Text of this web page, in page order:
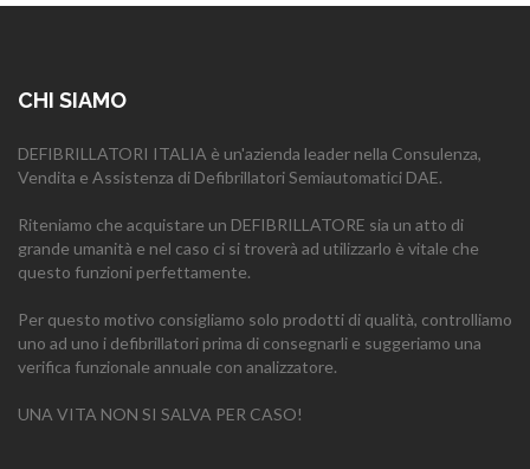
CHI SIAMO
DEFIBRILLATORI ITALIA è un'azienda leader nella Consulenza,
Vendita e Assistenza di Defibrillatori Semiautomatici DAE.
Riteniamo che acquistare un DEFIBRILLATORE sia un atto di
grande umanità e nel caso ci si troverà ad utilizzarlo è vitale che
questo funzioni perfettamente.
Per questo motivo consigliamo solo prodotti di qualità, controlliamo
uno ad uno i defibrillatori prima di consegnarli e suggeriamo una
verifica funzionale annuale con analizzatore.
UNA VITA NON SI SALVA PER CASO!